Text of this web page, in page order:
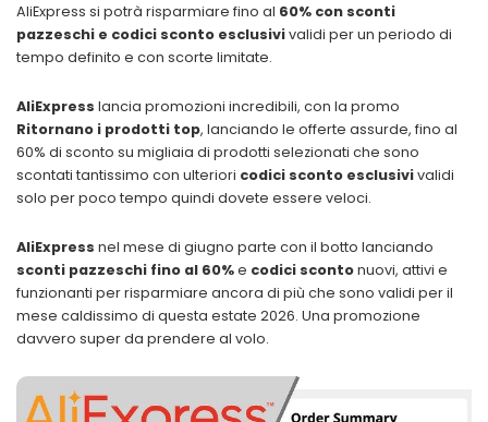
AliExpress si potrà risparmiare fino al 60% con sconti
pazzeschi e codici sconto esclusivivalidi per un periodo di
tempo definito e con scorte limitate.
AliExpress lancia promozioni incredibili, con la promo
Ritornano i prodotti top, lanciando le offerte assurde, fino al
60% di sconto su migliaia di prodotti selezionati che sono
scontati tantissimo con ulteriori codici sconto esclusivivalidi
solo per poco tempo quindi dovete essere veloci.
AliExpress nel mese di giugno parte con il botto lanciando
sconti pazzeschi fino al 60%e codici scontonuovi, attivi e
funzionanti per risparmiare ancora di più che sono validi per il
mese caldissimo di questa estate 2026. Una promozione
davvero super da prendere al volo.